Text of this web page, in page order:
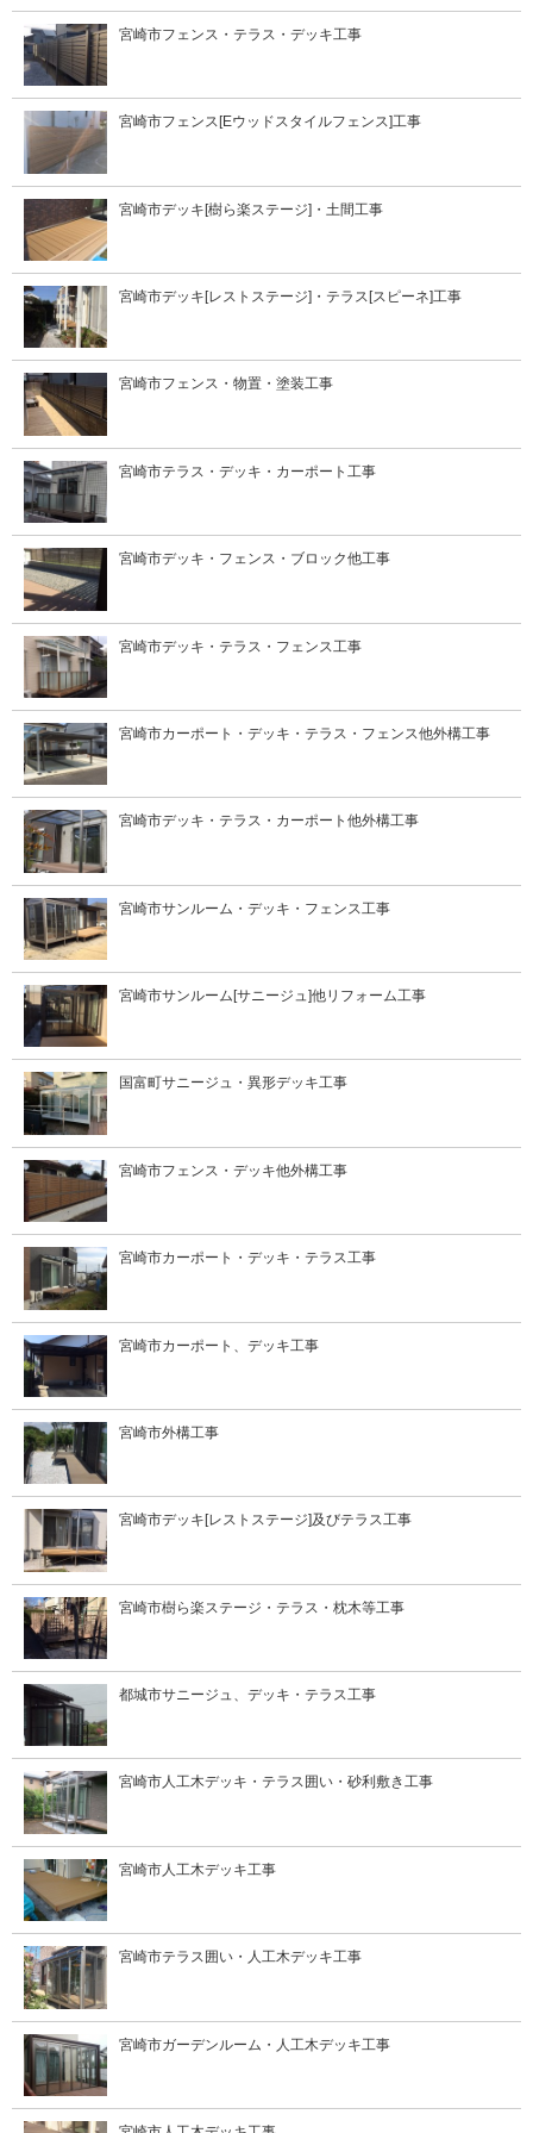
宮崎市フェンス・テラス・デッキ工事
宮崎市フェンス[Eウッドスタイルフェンス]工事
宮崎市デッキ[樹ら楽ステージ]・土間工事
宮崎市デッキ[レストステージ]・テラス[スピーネ]工事
宮崎市フェンス・物置・塗装工事
宮崎市テラス・デッキ・カーポート工事
宮崎市デッキ・フェンス・ブロック他工事
宮崎市デッキ・テラス・フェンス工事
宮崎市カーポート・デッキ・テラス・フェンス他外構工事
宮崎市デッキ・テラス・カーポート他外構工事
宮崎市サンルーム・デッキ・フェンス工事
宮崎市サンルーム[サニージュ]他リフォーム工事
国富町サニージュ・異形デッキ工事
宮崎市フェンス・デッキ他外構工事
宮崎市カーポート・デッキ・テラス工事
宮崎市カーポート、デッキ工事
宮崎市外構工事
宮崎市デッキ[レストステージ]及びテラス工事
宮崎市樹ら楽ステージ・テラス・枕木等工事
都城市サニージュ、デッキ・テラス工事
宮崎市人工木デッキ・テラス囲い・砂利敷き工事
宮崎市人工木デッキ工事
宮崎市テラス囲い・人工木デッキ工事
宮崎市ガーデンルーム・人工木デッキ工事